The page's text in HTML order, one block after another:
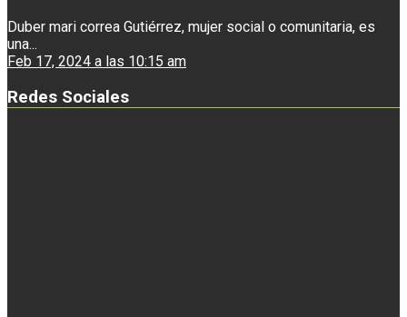
Duber mari correa Gutiérrez, mujer social o comunitaria, es
una...
Feb 17, 2024 a las 10:15 am
Redes Sociales